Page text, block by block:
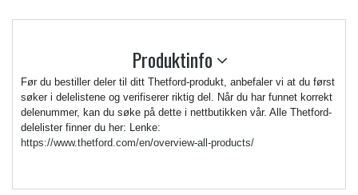
Produktinfo
Før du bestiller deler til ditt Thetford-produkt, anbefaler vi at du først
søker i delelistene og verifiserer riktig del. Når du har funnet korrekt
delenummer, kan du søke på dette i nettbutikken vår. Alle Thetford-
delelister finner du her: Lenke:
https://www.thetford.com/en/overview-all-products/